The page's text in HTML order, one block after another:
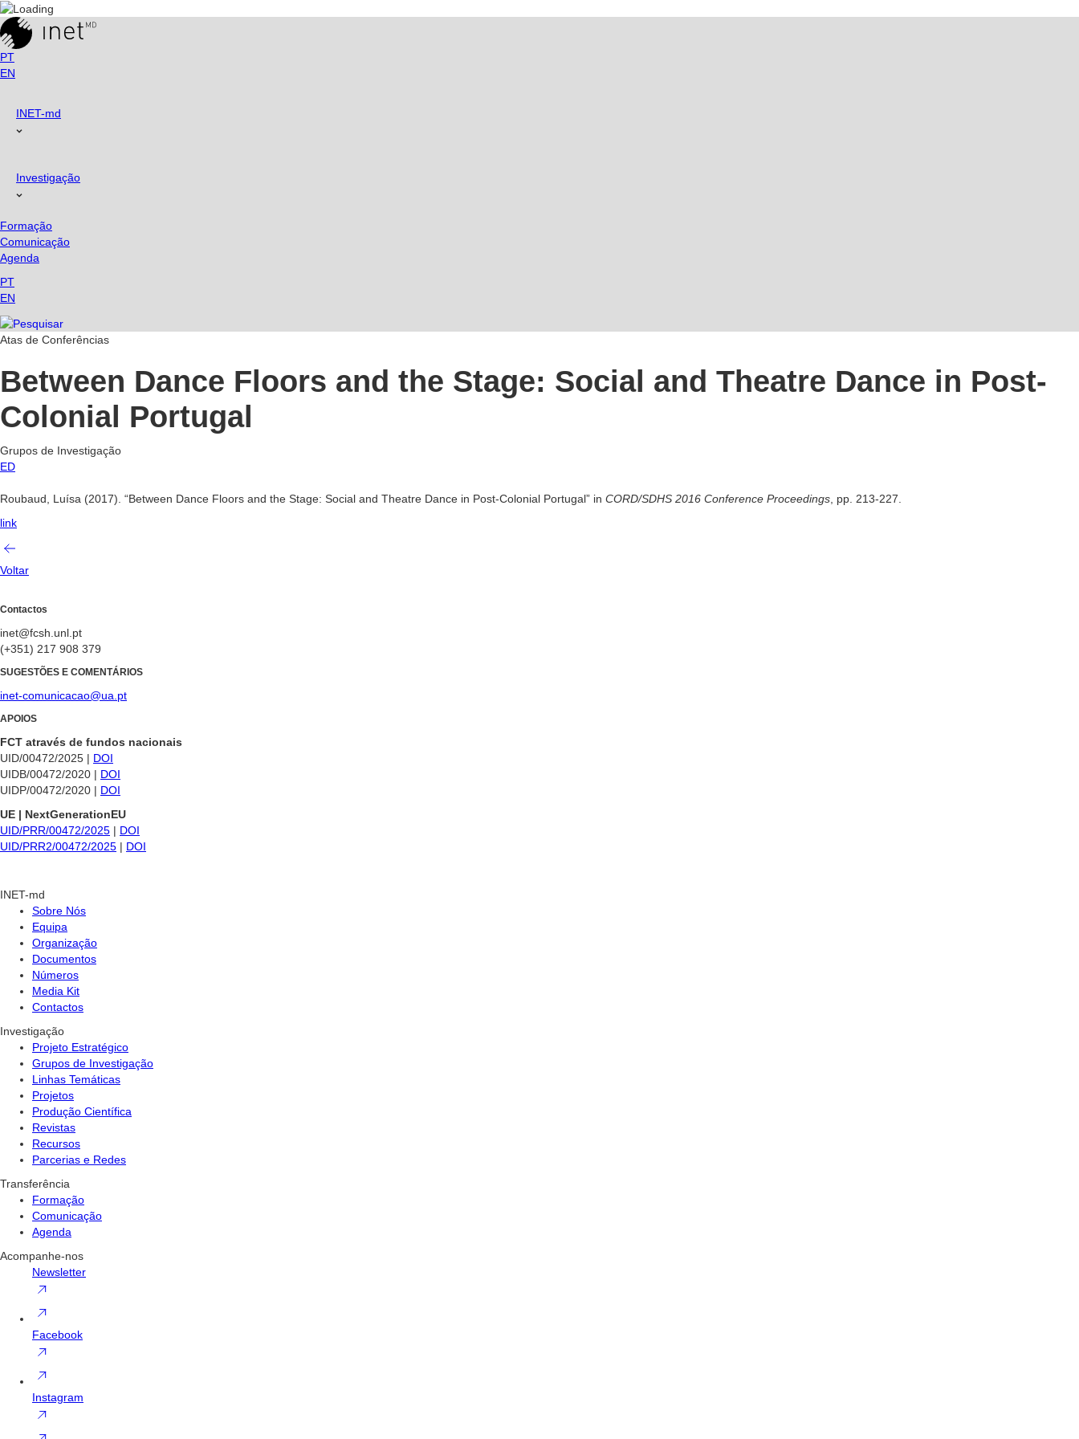
Skip
to
content
PT
EN
INET-md
Investigação
Formação
Comunicação
Agenda
PT
EN
Atas de Conferências
Between Dance Floors and the Stage: Social and Theatre Dance in Post-
Colonial Portugal
Grupos de Investigação
ED
Roubaud, Luísa (2017). “Between Dance Floors and the Stage: Social and Theatre Dance in Post-Colonial Portugal” in CORD/SDHS 2016 Conference Proceedings , pp. 213-227.
link
Voltar
Contactos
inet@fcsh.unl.pt
(+351) 217 908 379
SUGESTÕES E COMENTÁRIOS
inet-comunicacao@ua.pt
APOIOS
FCT através de fundos nacionais
UID/00472/2025 | DOI
UIDB/00472/2020 | DOI
UIDP/00472/2020 | DOI
UE | NextGenerationEU
UID/PRR/00472/2025 | DOI
UID/PRR2/00472/2025 | DOI
INET-md
Sobre Nós
Equipa
Organização
Documentos
Números
Media Kit
Contactos
Investigação
Projeto Estratégico
Grupos de Investigação
Linhas Temáticas
Projetos
Produção Científica
Revistas
Recursos
Parcerias e Redes
Transferência
Formação
Comunicação
Agenda
Acompanhe-nos
Newsletter
Facebook
Instagram